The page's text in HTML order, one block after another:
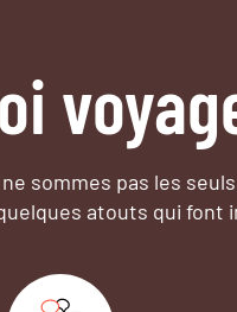
sommes pas les
atouts qui